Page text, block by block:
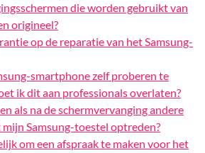
die worden gebruikt van
origineel?
op de reparatie van het Samsung-
smartphone zelf proberen te
ik dit aan professionals overlaten?
als na de schermvervanging andere
Samsung-toestel optreden?
om een afspraak te maken voor het